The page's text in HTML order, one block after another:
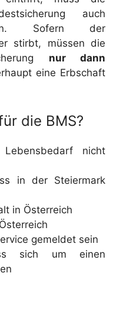
auch
Sofern der
stirbt, müssen die
nur dann
eine Erbschaft
die BMS?
nicht
in der Steiermark
in Österreich
gemeldet sein
sich um einen